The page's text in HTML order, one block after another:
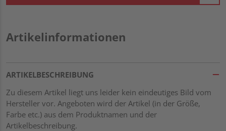
Artikelinformationen
ARTIKELBESCHREIBUNG
Zu diesem Artikel liegt uns leider kein eindeutiges Bild vom
Hersteller vor. Angeboten wird der Artikel (in der Größe,
Farbe etc.) aus dem Produktnamen und der
Artikelbeschreibung.